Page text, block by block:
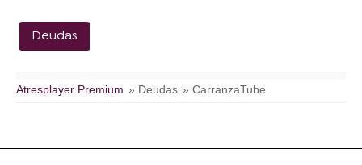
Deudas
Atresplayer Premium » Deudas » CarranzaTube